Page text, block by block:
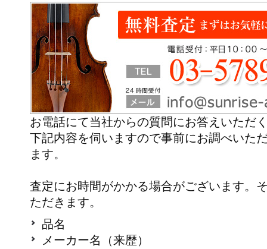
お電話にて当社からの質問にお答えいただ
下記内容を伺いますので事前にお調べいた
ます。
査定にお時間がかかる場合がございます。
ただきます。
品名
メーカー名（来歴）